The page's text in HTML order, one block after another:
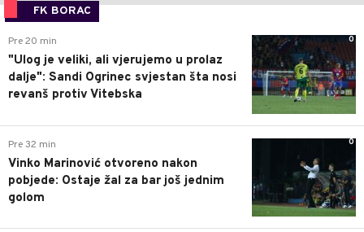
FK BORAC
0
Pre 20 min
"Ulog je veliki, ali vjerujemo u prolaz
dalje": Sandi Ogrinec svjestan šta nosi
revanš protiv Vitebska
0
Pre 32 min
Vinko Marinović otvoreno nakon
pobjede: Ostaje žal za bar još jednim
golom